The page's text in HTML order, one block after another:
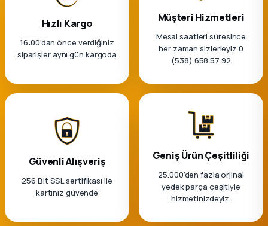
Hızlı Kargo
16:00’dan önce verdiğiniz
siparişler aynı gün kargoda
Müşteri Hizmetleri
Mesai saatleri süresince
her zaman sizlerleyiz 0
(538) 658 57 92
Güvenli Alışveriş
256 Bit SSL sertifikası ile
kartınız güvende
Geniş Ürün Çeşitliliği
25.000'den fazla orjinal
yedek parça çeşitiyle
hizmetinizdeyiz.